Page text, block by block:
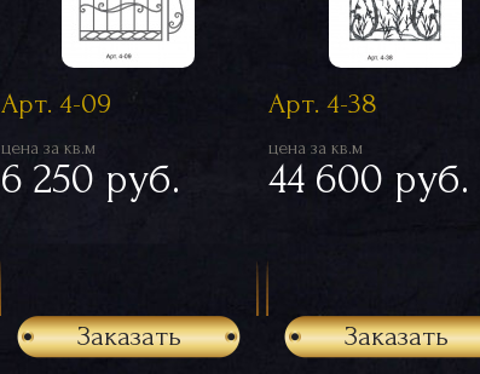
Арт. 4-09
цена за кв.м
6 250 руб.
Заказать
Арт. 4-38
цена за кв.м
44 600 руб.
Заказать